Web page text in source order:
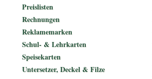
Preislisten
Rechnungen
Reklamemarken
Schul- & Lehrkarten
Speisekarten
Untersetzer, Deckel & Filze